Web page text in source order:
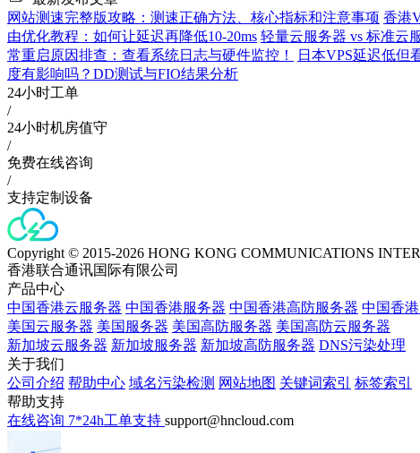
网站测速完整版攻略：测速正确方法、核心指标和注意事项 香港
由优化教程：如何让延迟再降低10-20ms 轻量云服务器 vs 标准云
常重启原因排查：查看系统日志与硬件监控！
日本VPS延迟低但
度有影响吗？DD测试与FIO结果分析
24小时工单
/
24小时机房值守
/
免费在线咨询
/
支持定制设备
Copyright © 2015-2026 HONG KONG COMMUNICATIONS
香港联合通讯国际有限公司
产品中心
中国香港云服务器 中国香港服务器 中国香港高防服务器 中国香
美国云服务器 美国服务器 美国高防服务器 美国高防云服务器
新加坡云服务器 新加坡服务器 新加坡高防服务器 DNS污染处理
关于我们
公司介绍 帮助中心 域名污染检测 网站地图 关键词索引
标签索引
帮助支持
在线咨询 7*24h工单支持 support@hncloud.com